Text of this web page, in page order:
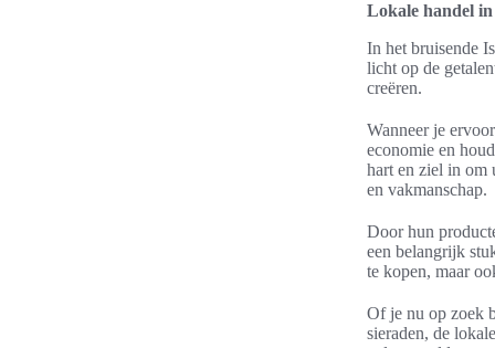
Lokale handel
In het bruisende
licht op de
creëren.
Wanneer je
economie en
hart en ziel in om
en vakmanschap.
Door hun
een belangrijk
te kopen, maar
Of je nu op zoek
sieraden, de